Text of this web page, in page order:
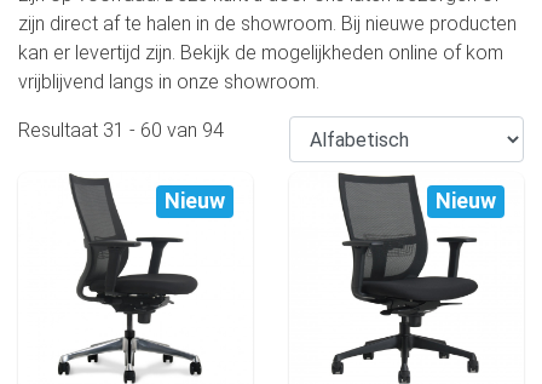
zijn direct af te halen in de showroom. Bij nieuwe producten
kan er levertijd zijn. Bekijk de mogelijkheden online of kom
vrijblijvend langs in onze showroom.
Resultaat 31 - 60 van 94
Nieuw Nieuw